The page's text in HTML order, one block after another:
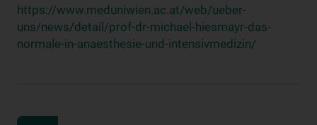
https://www.meduniwien.ac.at/web/ueber-
uns/news/detail/prof-dr-michael-hiesmayr-das-
normale-in-anaesthesie-und-intensivmedizin/